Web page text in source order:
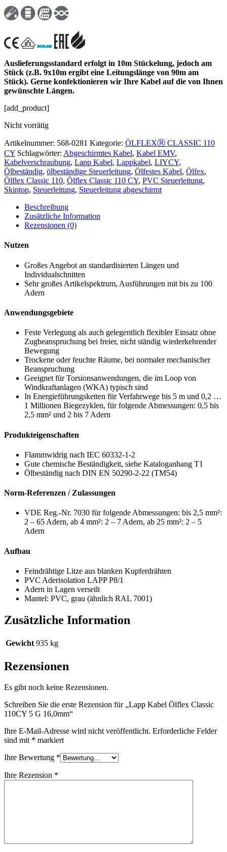
Auslieferungsstandard erfolgt in 10m Stückelung, jedoch am
Stück (z.B. 9x10m ergibt eine Leitungslänge von 90m am
Stück). Gerne konfektionieren wir Ihre Kabel auf die von Ihnen
gewünschte Längen.
[add_product]
Nicht vorrätig
Artikelnummer: 568-0281 Kategorie: ÖLFLEXⓇ CLASSIC 110
CY Schlagwörter: Abgeschirmtes Kabel, Kabel EMV,
Kabelverschraubung, Lapp Kabel, Lappkabel, LIYCY,
Ölbeständig, ölbeständige Steuerleitung, Ölfestes Kabel, Ölfex,
Ölflex Classic 110, Ölflex Classic 110 CY, PVC Steuerleitung,
Skintop, Steuerleitung, Steuerleitung abgeschirmt
Beschreibung
Zusätzliche Information
Rezensionen (0)
Nutzen
Großes Angebot an standardisierten Längen und
Individualschnitten
Sehr großes Artikelspektrum, Ausführungen mit bis zu 100
Adern
Anwendungsgebiete
Feste Verlegung als auch gelegentlich flexibler Einsatz ohne
Zugbeanspruchung bei freier, nicht ständig wiederkehrender
Bewegung
Trockene oder feuchte Räume, bei normaler mechanischer
Beanspruchung
Geeignet für Torsionsanwendungen, die im Loop von
Windkraftanlagen (WKA) typisch sind
In Energieführungsketten für Verfahrwege bis 5 m und 0,2 …
1 Millionen Biegezyklen, für folgende Abmessungen: 0,5 bis
2,5 mm² und 2 bis 7 Adern
Produkteigenschaften
Flammwidrig nach IEC 60332-1-2
Gute chemische Beständigkeit, siehe Kataloganhang T1
Ölbeständig nach DIN EN 50290-2-22 (TM54)
Norm-Referenzen / Zulassungen
VDE Reg.-Nr. 7030 für folgende Abmessungen: bis 2,5 mm²:
2 – 65 Adern, ab 4 mm²: 2 – 7 Adern, ab 25 mm²: 2 – 5
Adern
Aufbau
Feindrähtige Litze aus blanken Kupferdrähten
PVC Aderisolation LAPP P8/1
Adern in Lagen verseilt
Mantel: PVC, grau (ähnlich RAL 7001)
Zusätzliche Information
Gewicht 935 kg
Rezensionen
Es gibt noch keine Rezensionen.
Schreiben Sie die erste Rezension für „Lapp Kabel Ölflex Classic
110CY 5 G 16,0mm“
Ihre E-Mail-Adresse wird nicht veröffentlicht. Erforderliche Felder
sind mit * markiert
Ihre Bewertung *
Ihre Rezension *